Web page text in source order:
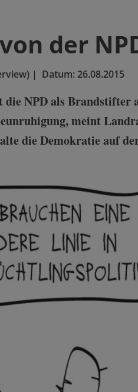
der
| Datum:26.08.2015
NPD als
meint
die Demokratie auf